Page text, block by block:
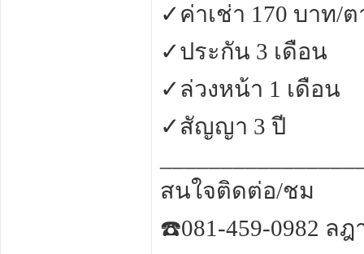
✓ค่าเช่า 170 บาท/ต
✓ประกัน 3 เดือน
✓ล่วงหน้า 1 เดือน
✓สัญญา 3 ปี
สนใจติดต่อ/ชม
☎️081-459-0982 ลฎ